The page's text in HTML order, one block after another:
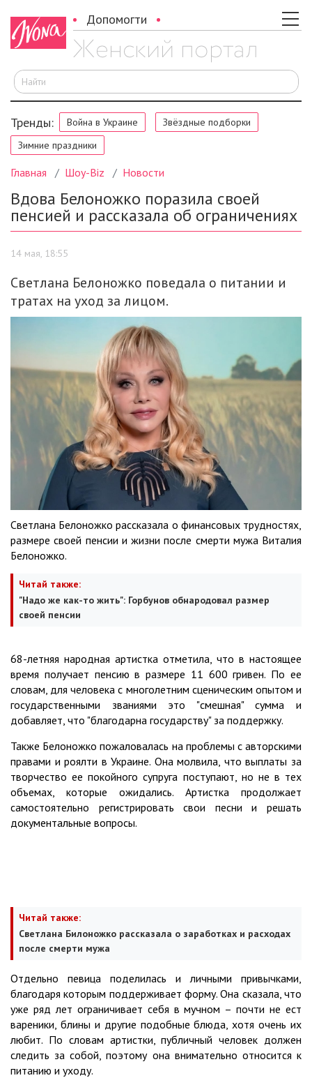
Допомогти
Тренды: Война в Украине
Звёздные подборки
Зимние праздники
Главная Шоу-Biz Новости
Вдова Белоножко поразила своей
пенсией и рассказала об ограничениях
14 мая, 18:55
Светлана Белоножко поведала о питании и
тратах на уход за лицом.
Светлана Белоножко рассказала о финансовых трудностях,
размере своей пенсии и жизни после смерти мужа Виталия
Белоножко.
Читай также:
"Надо же как-то жить": Горбунов обнародовал размер
своей пенсии
68-летняя народная артистка отметила, что в настоящее
время получает пенсию в размере 11 600 гривен. По ее
словам, для человека с многолетним сценическим опытом и
государственными званиями это "смешная" сумма и
добавляет, что "благодарна государству" за поддержку.
Также Белоножко пожаловалась на проблемы с авторскими
правами и роялти в Украине. Она молвила, что выплаты за
творчество ее покойного супруга поступают, но не в тех
объемах, которые ожидались. Артистка продолжает
самостоятельно регистрировать свои песни и решать
документальные вопросы.
Читай также:
Светлана Билоножко рассказала о заработках и расходах
после смерти мужа
Отдельно певица поделилась и личными привычками,
благодаря которым поддерживает форму. Она сказала, что
уже ряд лет ограничивает себя в мучном – почти не ест
вареники, блины и другие подобные блюда, хотя очень их
любит. По словам артистки, публичный человек должен
следить за собой, поэтому она внимательно относится к
питанию и уходу.